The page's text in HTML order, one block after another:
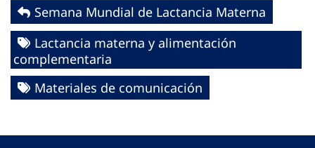
Semana Mundial de Lactancia Materna
Lactancia materna y alimentación
complementaria
Materiales de comunicación